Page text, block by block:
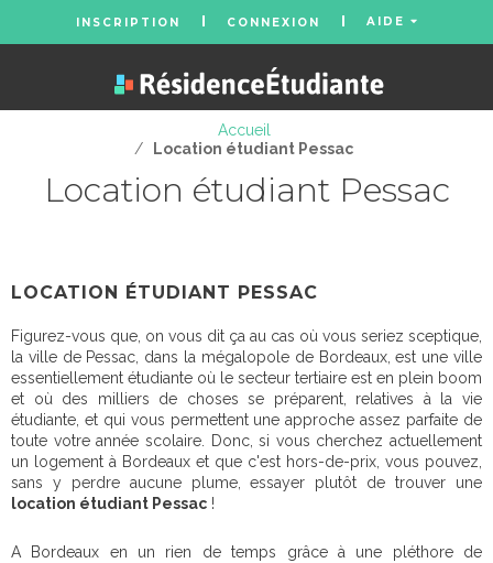
INSCRIPTION CONNEXION AIDE
Accueil
/
Location étudiant Pessac
Location étudiant Pessac
LOCATION ÉTUDIANT PESSAC
Figurez-vous que, on vous dit ça au cas où vous seriez sceptique,
la ville de Pessac, dans la mégalopole de Bordeaux, est une ville
essentiellement étudiante où le secteur tertiaire est en plein boom
et où des milliers de choses se préparent, relatives à la vie
étudiante, et qui vous permettent une approche assez parfaite de
toute votre année scolaire. Donc, si vous cherchez actuellement
un logement à Bordeaux et que c'est hors-de-prix, vous pouvez,
sans y perdre aucune plume, essayer plutôt de trouver une
location étudiant Pessac !
A Bordeaux en un rien de temps grâce à une pléthore de